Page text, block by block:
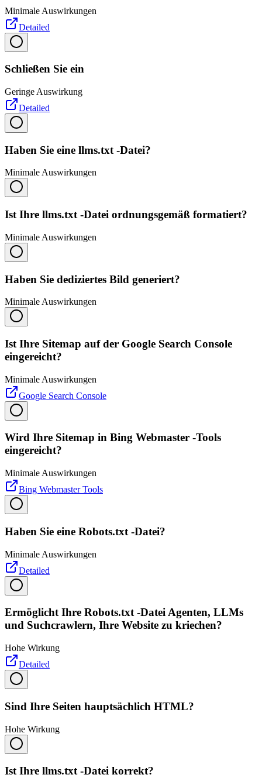
Minimale Auswirkungen
Detailed
Schließen Sie ein
Geringe Auswirkung
Detailed
Haben Sie eine llms.txt -Datei?
Minimale Auswirkungen
Ist Ihre llms.txt -Datei ordnungsgemäß formatiert?
Minimale Auswirkungen
Haben Sie dediziertes Bild generiert?
Minimale Auswirkungen
Ist Ihre Sitemap auf der Google Search Console
eingereicht?
Minimale Auswirkungen
Google Search Console
Wird Ihre Sitemap in Bing Webmaster -Tools
eingereicht?
Minimale Auswirkungen
Bing Webmaster Tools
Haben Sie eine Robots.txt -Datei?
Minimale Auswirkungen
Detailed
Ermöglicht Ihre Robots.txt -Datei Agenten, LLMs
und Suchcrawlern, Ihre Website zu kriechen?
Hohe Wirkung
Detailed
Sind Ihre Seiten hauptsächlich HTML?
Hohe Wirkung
Ist Ihre llms.txt -Datei korrekt?